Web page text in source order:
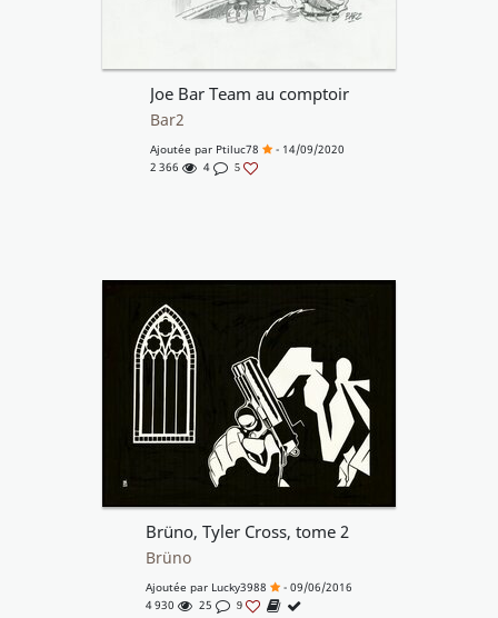
Joe Bar Team au comptoir
Bar2
Ajoutée par Ptiluc78
- 14/09/2020
2 366
4 5
Brüno, Tyler Cross, tome 2
Brüno
Ajoutée par Lucky3988
- 09/06/2016
4 930
25 9